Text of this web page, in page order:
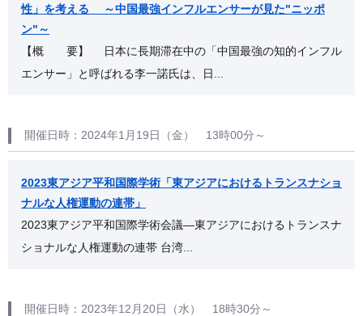
性」を考える ～中国最強インフルエンサーが見た"ニッポ
ン"～
【概 要】 日本に長期滞在中の「中国最強の知的インフル
エンサー」と呼ばれる李一諾氏は、日...
開催日時：2024年1月19日（金） 13時00分～
2023東アジア平和国際学術「東アジアにおけるトランスナショ
ナルな人権運動の連帯」
2023東アジア平和国際学術会議―東アジアにおけるトランスナ
ショナルな人権運動の連帯 台湾...
開催日時：2023年12月20日（水） 18時30分～